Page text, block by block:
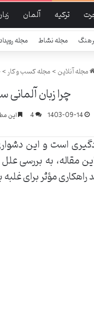
ترکیه آلمان
مجله نشاط مجله رویداد
مجله آنلاین>مجله کسب و کار>
چرا زبان
1403-09-14
4 این مطلب را
است و این
به بررسی
مؤثر برای